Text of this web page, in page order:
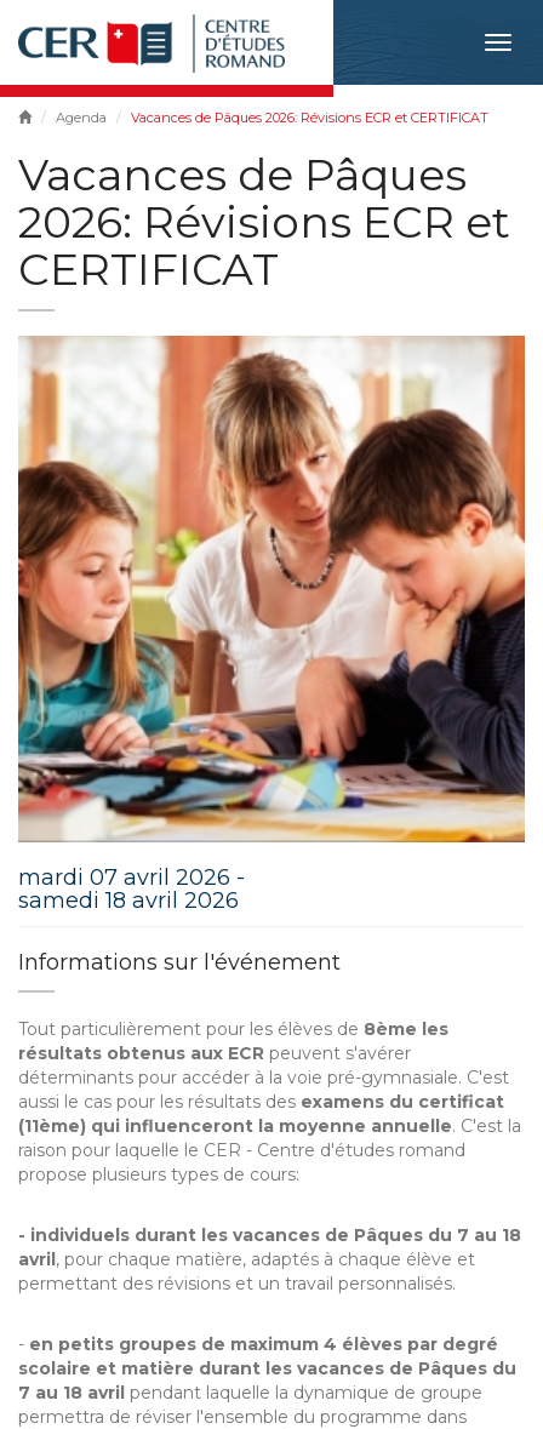
Agenda Vacances de Pâques 2026: Révisions ECR et CERTIFICAT
Vacances de Pâques
2026: Révisions ECR et
CERTIFICAT
mardi 07 avril 2026 -
samedi 18 avril 2026
Informations sur l'événement
Tout particulièrement pour les élèves de 8ème les
résultats obtenus aux ECR peuvent s'avérer
déterminants pour accéder à la voie pré-gymnasiale. C'est
aussi le cas pour les résultats des examens du certificat
(11ème) qui influenceront la moyenne annuelle. C'est la
raison pour laquelle le CER - Centre d'études romand
propose plusieurs types de cours:
- individuels durant les vacances de Pâques du 7 au 18
avril, pour chaque matière, adaptés à chaque élève et
permettant des révisions et un travail personnalisés.
- en petits groupes de maximum 4 élèves par degré
scolaire et matière durant les vacances de Pâques du
7 au 18 avril pendant laquelle la dynamique de groupe
permettra de réviser l'ensemble du programme dans